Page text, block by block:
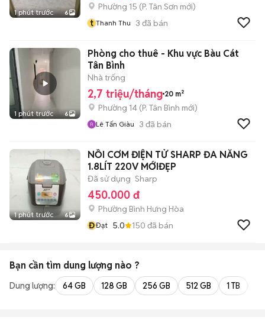
1 phút trước 6
Phường 15 (P. Tân Sơn mới)
t Thanh Thu 3 đã bán
1 phút trước 6
Phòng cho thuê - Khu vực Bàu Cát
Tân Bình
Nhà trống
2,7 triệu/tháng 20 m²
Phường 14 (P. Tân Bình mới)
Lê Tấn Giàu 3 đã bán
1 phút trước 6
NỒI CƠM ĐIỆN TỬ SHARP ĐA NĂNG
1.8LÍT 220V MỚIĐẸP
Đã sử dụng Sharp
450.000 đ
Phường Bình Hưng Hòa
ĐĐạt 5.0 150 đã bán
Bạn cần tìm dung lượng nào ?
Dung lượng: 64 GB 128 GB 256 GB 512 GB 1 TB